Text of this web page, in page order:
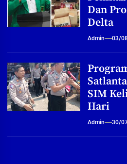
Dan
Delta
Admin 03/
SIM
Hari
Admin 30/